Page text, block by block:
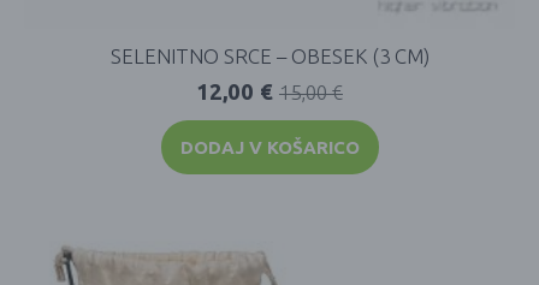
SELENITNO SRCE – OBESEK (3 CM)
15,00€
12,00 €
DODAJ V KOŠARICO